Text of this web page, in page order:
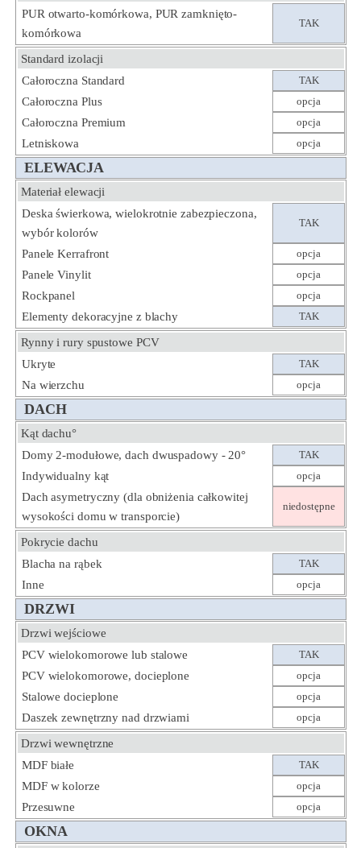
PUR otwarto-komórkowa, PUR zamknięto-
komórkowa
TAK
Standard izolacji
Całoroczna Standard
TAK
Całoroczna Plus opcja
Całoroczna Premium opcja
Letniskowa opcja
ELEWACJA
Materiał elewacji
Deska świerkowa, wielokrotnie zabezpieczona,
wybór kolorów
TAK
Panele Kerrafront opcja
Panele Vinylit opcja
Rockpanel opcja
Elementy dekoracyjne z blachy TAK
Rynny i rury spustowe PCV
Ukryte
TAK
Na wierzchu opcja
DACH
Kąt dachu°
Domy 2-modułowe, dach dwuspadowy - 20°
TAK
Indywidualny kąt opcja
Dach asymetryczny (dla obniżenia całkowitej
wysokości domu w transporcie)
niedostępne
Pokrycie dachu
Blacha na rąbek
TAK
Inne opcja
DRZWI
Drzwi wejściowe
PCV wielokomorowe lub stalowe
TAK
PCV wielokomorowe, docieplone opcja
Stalowe docieplone opcja
Daszek zewnętrzny nad drzwiami opcja
Drzwi wewnętrzne
MDF białe
TAK
MDF w kolorze opcja
Przesuwne opcja
OKNA